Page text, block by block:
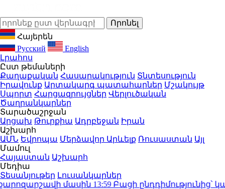
Հայերեն
Русский
English
Լրահոս
Ըստ թեմաների
Քաղաքական Հասարակություն Տնտեսություն
Իրավունք Արտակարգ պատահարներ Մշակույթ
Սպորտ Հարցազրույցներ Վերլուծական
Ծաղրանկարներ
Տարածաշրջան
Արցախ Թուրքիա Ադրբեջան Իրան
Աշխարհ
ԱՄՆ Եվրոպա Մերձավոր Արևելք Ռուսաստան Այլ
Մամուլ
Հայաստան Աշխարհ
Մեդիա
Տեսանյութեր Լուսանկարներ
մասին13:59Բացի ընդդիմությունից՝ կա